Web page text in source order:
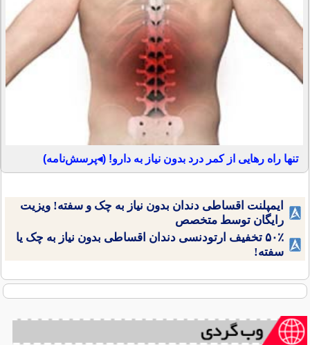
تنها راه رهایی از کمر درد بدون نیاز به دارو! (◂پرسش‌نامه)
ایمپلنت اقساطی دندان بدون نیاز به چک و سفته! ویزیت
رایگان توسط متخصص
۵۰٪ تخفیف ارتودنسی دندان اقساطی بدون نیاز به چک یا
سفته!